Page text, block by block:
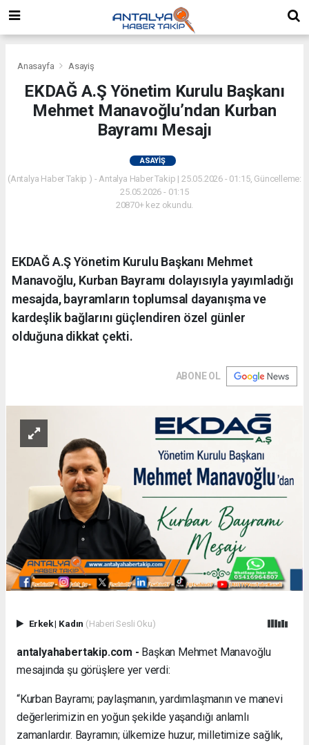
Anasayfa Asayiş
EKDAĞ A.Ş Yönetim Kurulu Başkanı
Mehmet Manavoğlu’ndan Kurban
Bayramı Mesajı
ASAYIŞ
(Antalya Haber Takip ) - Antalya Haber Takip | 25.05.2026 - 01:15, Güncelleme:
25.05.2026 - 01:15
20870+ kez okundu.
EKDAĞ A.Ş Yönetim Kurulu Başkanı Mehmet
Manavoğlu, Kurban Bayramı dolayısıyla yayımladığı
mesajda, bayramların toplumsal dayanışma ve
kardeşlik bağlarını güçlendiren özel günler
olduğuna dikkat çekti.
ABONE OL
Erkek| Kadın (Haberi Sesli Oku)
antalyahabertakip.com - Başkan Mehmet Manavoğlu
mesajında şu görüşlere yer verdi:
“Kurban Bayramı; paylaşmanın, yardımlaşmanın ve manevi
değerlerimizin en yoğun şekilde yaşandığı anlamlı
zamanlardır. Bayramın; ülkemize huzur, milletimize sağlık,